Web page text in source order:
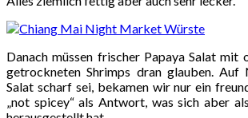
Danach müssen frischer Papaya Salat mit
getrockneten Shrimps dran glauben. Auf
Salat scharf sei, bekamen wir nur ein
„not spicey“ als Antwort, was sich aber